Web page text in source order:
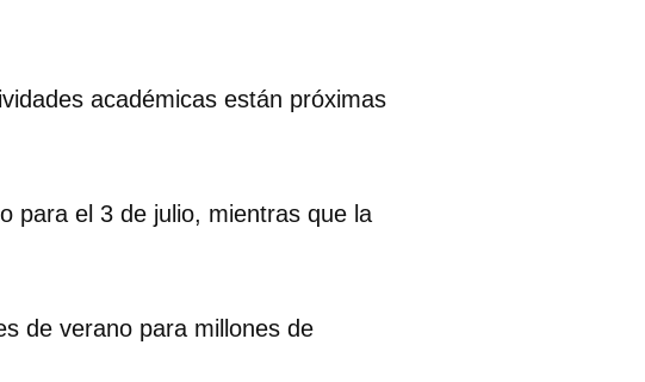
académicas están próximas
para el 3 de julio, mientras que la
de verano para millones de